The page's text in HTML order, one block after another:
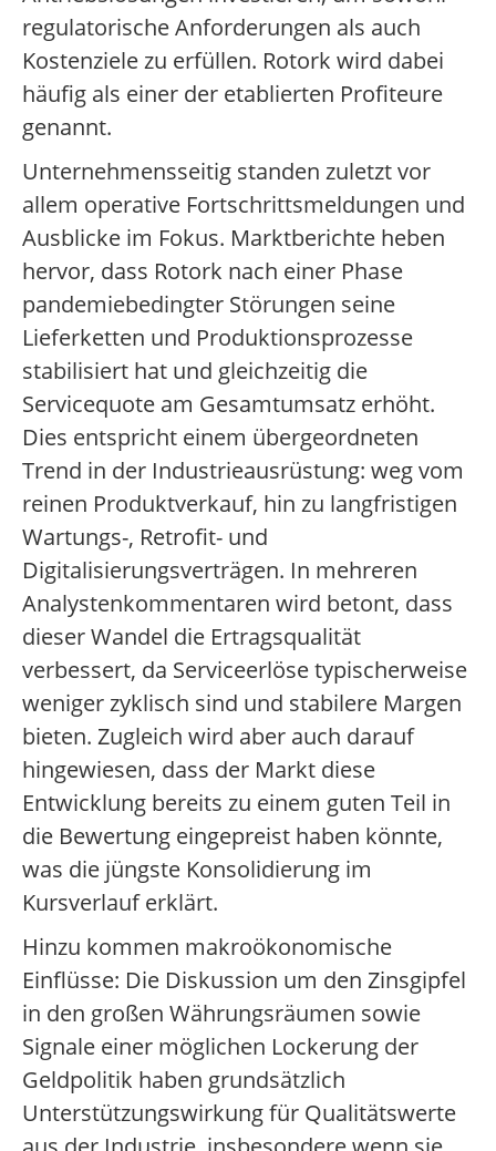
regulatorische Anforderungen als auch
Kostenziele zu erfüllen. Rotork wird dabei
häufig als einer der etablierten Profiteure
genannt.
Unternehmensseitig standen zuletzt vor
allem operative Fortschrittsmeldungen und
Ausblicke im Fokus. Marktberichte heben
hervor, dass Rotork nach einer Phase
pandemiebedingter Störungen seine
Lieferketten und Produktionsprozesse
stabilisiert hat und gleichzeitig die
Servicequote am Gesamtumsatz erhöht.
Dies entspricht einem übergeordneten
Trend in der Industrieausrüstung: weg vom
reinen Produktverkauf, hin zu langfristigen
Wartungs-, Retrofit- und
Digitalisierungsverträgen. In mehreren
Analystenkommentaren wird betont, dass
dieser Wandel die Ertragsqualität
verbessert, da Serviceerlöse typischerweise
weniger zyklisch sind und stabilere Margen
bieten. Zugleich wird aber auch darauf
hingewiesen, dass der Markt diese
Entwicklung bereits zu einem guten Teil in
die Bewertung eingepreist haben könnte,
was die jüngste Konsolidierung im
Kursverlauf erklärt.
Hinzu kommen makroökonomische
Einflüsse: Die Diskussion um den Zinsgipfel
in den großen Währungsräumen sowie
Signale einer möglichen Lockerung der
Geldpolitik haben grundsätzlich
Unterstützungswirkung für Qualitätswerte